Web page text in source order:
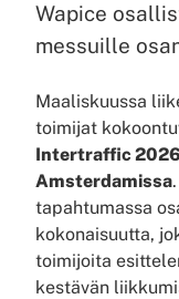
Wapice
messuille
Maaliskuussa
toimijat
Intertraffic
Amsterdamissa
tapahtumassa
kokonaisuutta,
toimijoita
kestävän